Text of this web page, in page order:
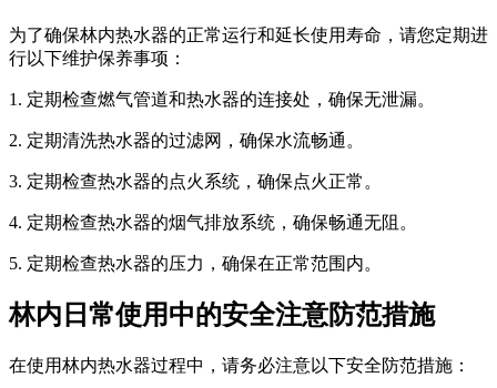
为了确保林内热水器的正常运行和延长使用寿命，请您定期进
行以下维护保养事项：
1. 定期检查燃气管道和热水器的连接处，确保无泄漏。
2. 定期清洗热水器的过滤网，确保水流畅通。
3. 定期检查热水器的点火系统，确保点火正常。
4. 定期检查热水器的烟气排放系统，确保畅通无阻。
5. 定期检查热水器的压力，确保在正常范围内。
林内日常使用中的安全注意防范措施
在使用林内热水器过程中，请务必注意以下安全防范措施：